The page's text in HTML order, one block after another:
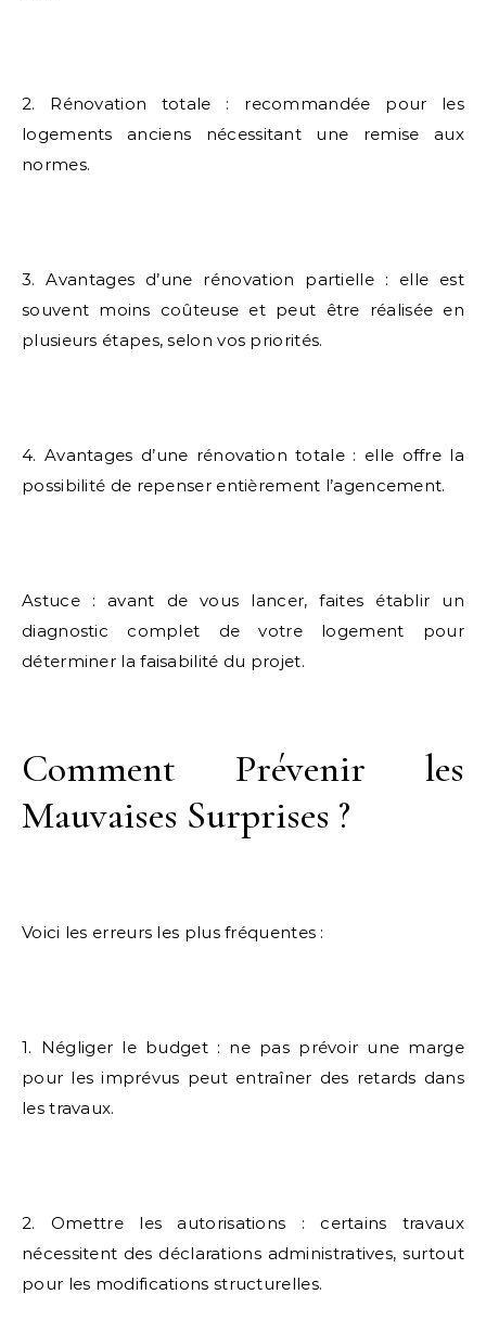
2. Rénovation totale : recommandée pour les
logements anciens nécessitant une remise aux
normes.
3. Avantages d’une rénovation partielle : elle est
souvent moins coûteuse et peut être réalisée en
plusieurs étapes, selon vos priorités.
4. Avantages d’une rénovation totale : elle offre la
possibilité de repenser entièrement l’agencement.
Astuce : avant de vous lancer, faites établir un
diagnostic complet de votre logement pour
déterminer la faisabilité du projet.
Comment Prévenir les
Mauvaises Surprises ?
Voici les erreurs les plus fréquentes :
1. Négliger le budget : ne pas prévoir une marge
pour les imprévus peut entraîner des retards dans
les travaux.
2. Omettre les autorisations : certains travaux
nécessitent des déclarations administratives, surtout
pour les modifications structurelles.